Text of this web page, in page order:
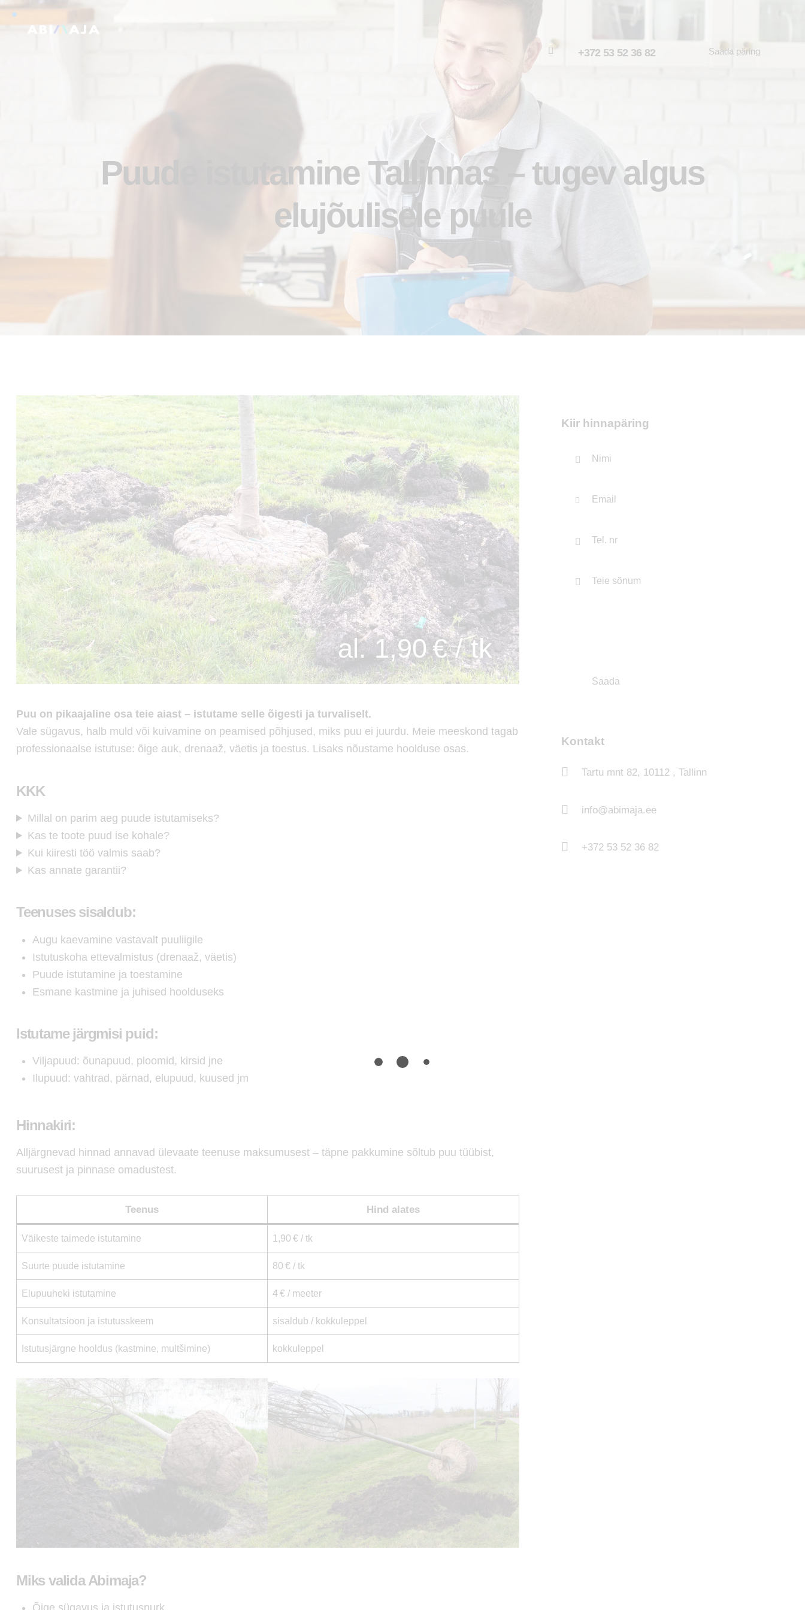
+372 53 52 36 82 Saada päring
Puude istutamine Tallinnas – tugev algus
elujõulisele puule
al. 1,90 € / tk
Puu on pikaajaline osa teie aiast – istutame selle õigesti ja turvaliselt.
Vale sügavus, halb muld või kuivamine on peamised põhjused, miks puu ei juurdu. Meie meeskond tagab
professionaalse istutuse: õige auk, drenaaž, väetis ja toestus. Lisaks nõustame hoolduse osas.
KKK
Millal on parim aeg puude istutamiseks?
Kas te toote puud ise kohale?
Kui kiiresti töö valmis saab?
Kas annate garantii?
Teenuses sisaldub:
Augu kaevamine vastavalt puuliigile
Istutuskoha ettevalmistus (drenaaž, väetis)
Puude istutamine ja toestamine
Esmane kastmine ja juhised hoolduseks
Istutame järgmisi puid:
Viljapuud: õunapuud, ploomid, kirsid jne
Ilupuud: vahtrad, pärnad, elupuud, kuused jm
Hinnakiri:
Alljärgnevad hinnad annavad ülevaate teenuse maksumusest – täpne pakkumine sõltub puu tüübist,
suurusest ja pinnase omadustest.
Teenus Hind alates
Väikeste taimede istutamine 1,90 € / tk
Suurte puude istutamine 80 € / tk
Elupuuheki istutamine 4 € / meeter
Konsultatsioon ja istutusskeem sisaldub / kokkuleppel
Istutusjärgne hooldus (kastmine, multšimine) kokkuleppel
Miks valida Abimaja?
Kiir hinnapäring
Kontakt
Tartu mnt 82, 10112 , Tallinn
info@abimaja.ee
+372 53 52 36 82